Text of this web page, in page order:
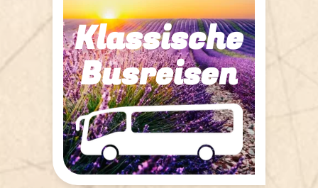
1Reise gefunden
Klassische
Busreisen